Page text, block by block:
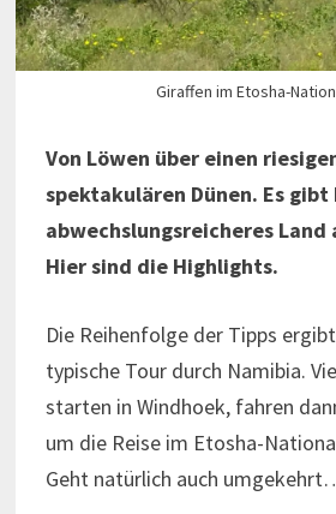
Giraffen im Etosha-
Von Löwen über einen
spektakulären Dünen. Es gibt
abwechslungsreicheres Land
Hier sind die Highlights.
Die Reihenfolge der Tipps
typische Tour durch Namibia.
starten in Windhoek, fahren
um die Reise im Etosha-
Geht natürlich auch